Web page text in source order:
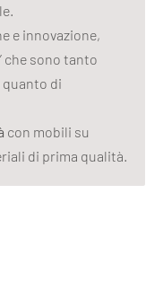
e innovazione,
che sono tanto
di
con mobili su
di prima qualità.